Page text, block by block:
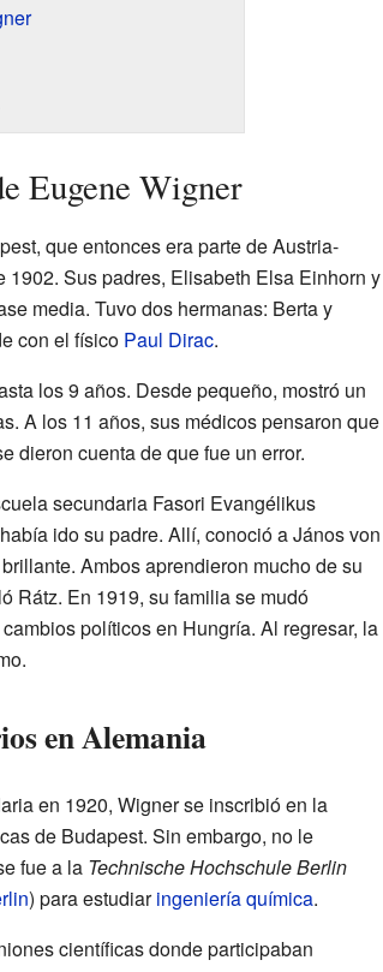
Eugene Wigner
que entonces era parte de Austria-
1902. Sus padres, Elisabeth Elsa Einhorn y
media. Tuvo dos hermanas: Berta y
con el físico Paul Dirac.
los 9 años. Desde pequeño, mostró un
A los 11 años, sus médicos pensaron que
dieron cuenta de que fue un error.
secundaria Fasori Evangélikus
ido su padre. Allí, conoció a János von
Ambos aprendieron mucho de su
Rátz. En 1919, su familia se mudó
políticos en Hungría. Al regresar, la
en Alemania
en 1920, Wigner se inscribió en la
de Budapest. Sin embargo, no le
fue a la Technische Hochschule Berlin
) para estudiaringeniería química.
científicas donde participaban